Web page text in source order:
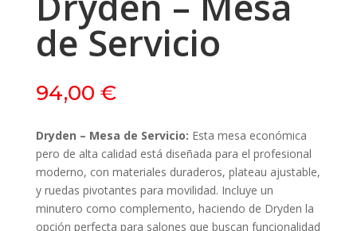
de Servicio
94,00 €
Dryden – Mesa de Servicio: Esta mesa económica
pero de alta calidad está diseñada para el profesional
moderno, con materiales duraderos, plateau ajustable,
y ruedas pivotantes para movilidad. Incluye un
minutero como complemento, haciendo de Dryden la
opción perfecta para salones que buscan funcionalidad